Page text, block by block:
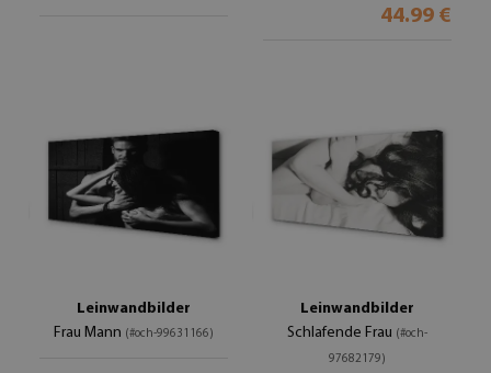
44.99 €
Leinwandbilder
Frau Mann (#och-99631166)
Leinwandbilder
Schlafende Frau (#och-
97682179)